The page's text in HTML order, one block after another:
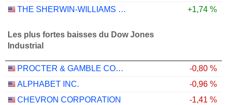
THE SHERWIN-WILLIAMS COMPANY
+1,74 %
Les plus fortes baisses du Dow Jones
Industrial
PROCTER & GAMBLE COMPANY
-0,80 %
ALPHABET INC.
-0,96 %
CHEVRON CORPORATION
-1,41 %